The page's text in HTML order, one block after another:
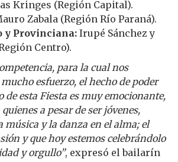
Kringes (Región Capital).
Zabala (Región Río Paraná).
y Provinciana: Irupé Sánchez y
Centro).
para la cual nos
esfuerzo, el hecho de poder
esta Fiesta es muy emocionante,
a pesar de ser jóvenes,
música y la danza en el alma; el
y que hoy estemos celebrándolo
y orgullo”, expresó el bailarín